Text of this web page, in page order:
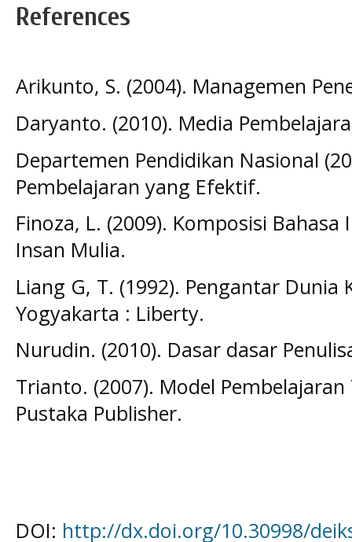
References
Arikunto, S. (2004). Managemen
Daryanto. (2010). Media
Departemen Pendidikan Nasional
Pembelajaran yang Efektif.
Finoza, L. (2009). Komposisi Bahasa
Insan Mulia.
Liang G, T. (1992). Pengantar Dunia
Yogyakarta : Liberty.
Nurudin. (2010). Dasar dasar
Trianto. (2007). Model
Pustaka Publisher.
DOI: http://dx.doi.org/10.30998/